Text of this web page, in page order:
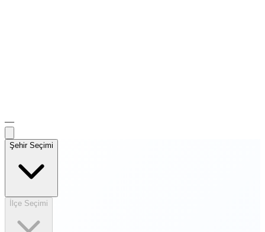
—
Şehir Seçimi
İlçe Seçimi